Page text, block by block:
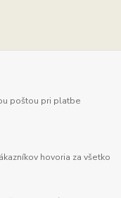
poštou pri platbe
hovoria za všetko